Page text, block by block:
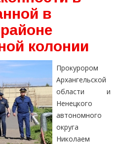
в
колонии
Прокурором
Архангельской
области и
Ненецкого
автономного
округа
Николаем